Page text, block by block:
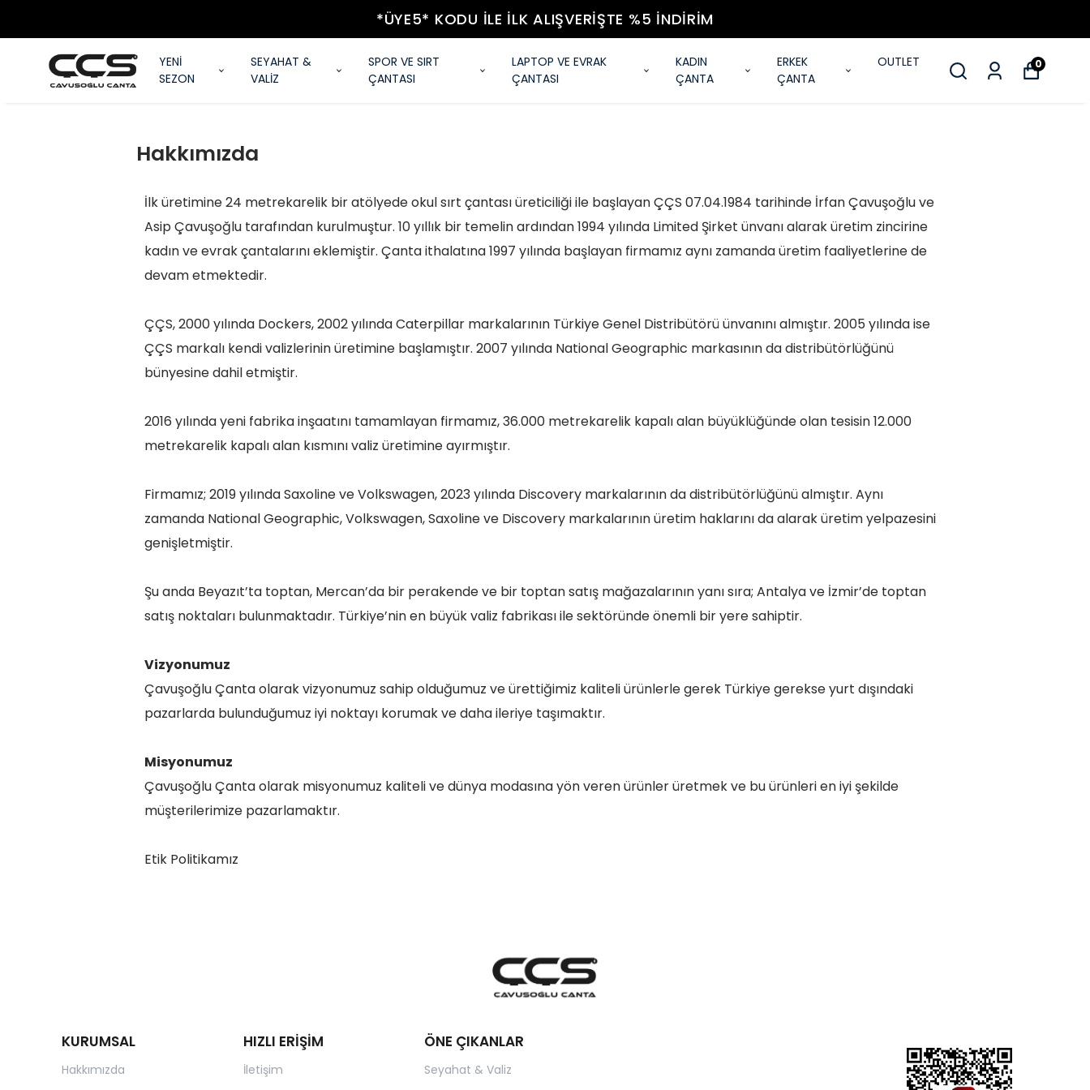
*ÜYE5* KODU ILE İLK ALIŞVERIŞTE %5 İNDIRIM
YENİ
SEZON
SEYAHAT &
VALİZ
SPOR VE SIRT
ÇANTASI
LAPTOP VE EVRAK
ÇANTASI
KADIN
ÇANTA
ERKEK
ÇANTA
OUTLET 0
Hakkımızda
İlk üretimine 24 metrekarelik bir atölyede okul sırt çantası üreticiliği ile başlayan ÇÇS 07.04.1984 tarihinde İrfan Çavuşoğlu ve
Asip Çavuşoğlu tarafından kurulmuştur. 10 yıllık bir temelin ardından 1994 yılında Limited Şirket ünvanı alarak üretim zincirine
kadın ve evrak çantalarını eklemiştir. Çanta ithalatına 1997 yılında başlayan firmamız aynı zamanda üretim faaliyetlerine de
devam etmektedir.
ÇÇS, 2000 yılında Dockers, 2002 yılında Caterpillar markalarının Türkiye Genel Distribütörü ünvanını almıştır. 2005 yılında ise
ÇÇS markalı kendi valizlerinin üretimine başlamıştır. 2007 yılında National Geographic markasının da distribütörlüğünü
bünyesine dahil etmiştir.
2016 yılında yeni fabrika inşaatını tamamlayan firmamız, 36.000 metrekarelik kapalı alan büyüklüğünde olan tesisin 12.000
metrekarelik kapalı alan kısmını valiz üretimine ayırmıştır.
Firmamız; 2019 yılında Saxoline ve Volkswagen, 2023 yılında Discovery markalarının da distribütörlüğünü almıştır. Aynı
zamanda National Geographic, Volkswagen, Saxoline ve Discovery markalarının üretim haklarını da alarak üretim yelpazesini
genişletmiştir.
Şu anda Beyazıt’ta toptan, Mercan’da bir perakende ve bir toptan satış mağazalarının yanı sıra; Antalya ve İzmir’de toptan
satış noktaları bulunmaktadır. Türkiye’nin en büyük valiz fabrikası ile sektöründe önemli bir yere sahiptir.
Vizyonumuz
Çavuşoğlu Çanta olarak vizyonumuz sahip olduğumuz ve ürettiğimiz kaliteli ürünlerle gerek Türkiye gerekse yurt dışındaki
pazarlarda bulunduğumuz iyi noktayı korumak ve daha ileriye taşımaktır.
Misyonumuz
Çavuşoğlu Çanta olarak misyonumuz kaliteli ve dünya modasına yön veren ürünler üretmek ve bu ürünleri en iyi şekilde
müşterilerimize pazarlamaktır.
Etik Politikamız
KURUMSAL
Hakkımızda
HIZLI ERİŞİM
İletişim
ÖNE ÇIKANLAR
Seyahat & Valiz